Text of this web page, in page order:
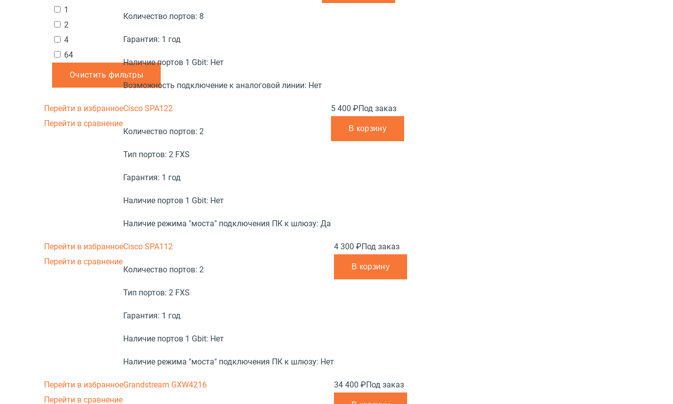
1
2
4
64
Очистить фильтры
Количество портов: 8
Гарантия: 1 год
Наличие портов 1 Gbit: Нет
Возможность подключение к аналоговой линии: Нет
Перейти в избранное
Перейти в сравнение
Cisco SPA122
Количество портов: 2
Тип портов: 2 FXS
Гарантия: 1 год
Наличие портов 1 Gbit: Нет
Наличие режима "моста" подключения ПК к шлюзу: Да
5 400 ₽Под заказ
В корзину
Перейти в избранное
Перейти в сравнение
Cisco SPA112
Количество портов: 2
Тип портов: 2 FXS
Гарантия: 1 год
Наличие портов 1 Gbit: Нет
Наличие режима "моста" подключения ПК к шлюзу: Нет
4 300 ₽Под заказ
В корзину
Перейти в избранное
Перейти в сравнение
Grandstream GXW4216 34 400 ₽Под заказ